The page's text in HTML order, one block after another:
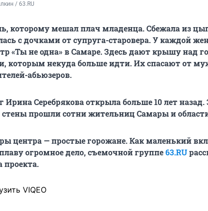
/ 63.RU
которому мешал плач младенца. Сбежала из
с дочками от супруга-старовера. У каждой
«Ты не одна» в Самаре. Здесь дают крышу над
которым некуда больше идти. Их спасают от
абьюзеров.
Серебрякова открыла больше 10 лет назад.
стены прошли сотни жительниц Самары и
центра — простые горожане. Как маленький
огромное дело, съемочной группе63.RU
проекта.
VIQEO